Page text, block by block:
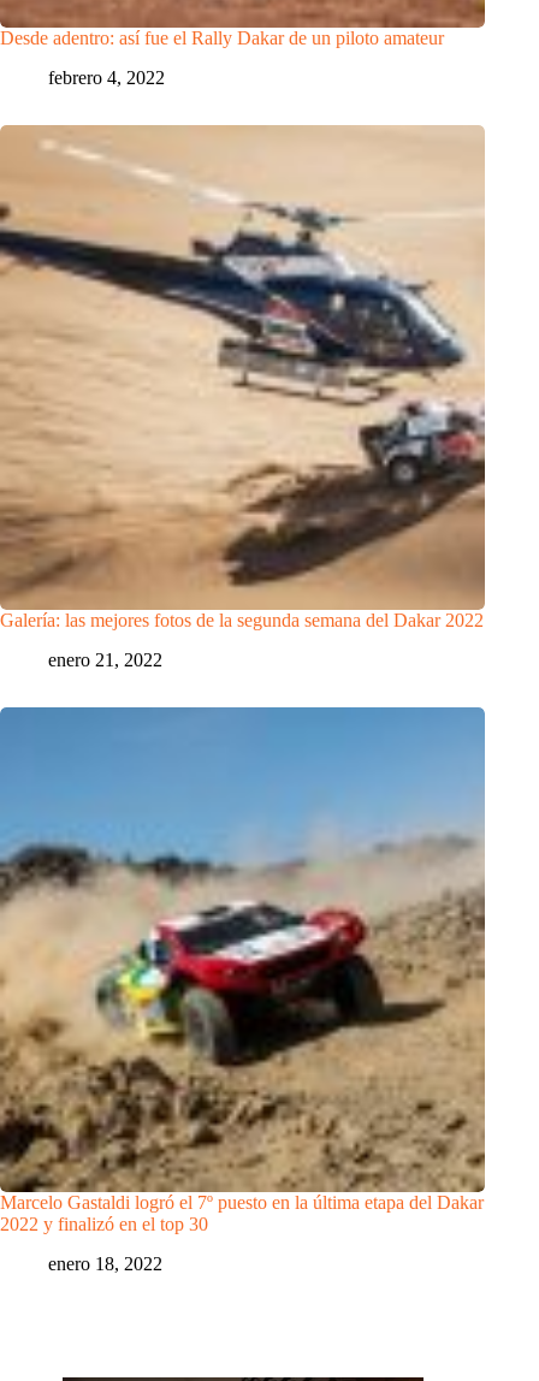
Desde adentro: así fue el Rally Dakar de un piloto amateur
febrero 4, 2022
Galería: las mejores fotos de la segunda semana del Dakar 2022
enero 21, 2022
Marcelo Gastaldi logró el 7º puesto en la última etapa del Dakar
2022 y finalizó en el top 30
enero 18, 2022